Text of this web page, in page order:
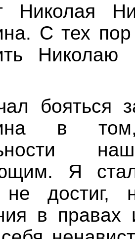
Николая
С тех
бояться
в
Я
не достиг,
в правах